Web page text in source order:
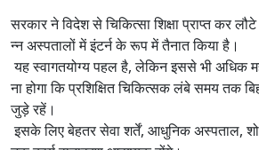
सरकार ने विदेश से चिकित्सा शिक्षा प्राप्त कर
न्न अस्पतालों में इंटर्न के रूप में तैनात किया है।
यह स्वागतयोग्य पहल है, लेकिन इससे भी अधिक
ना होगा कि प्रशिक्षित चिकित्सक लंबे समय तक
जुड़े रहें।
इसके लिए बेहतर सेवा शर्तें, आधुनिक अस्पताल,